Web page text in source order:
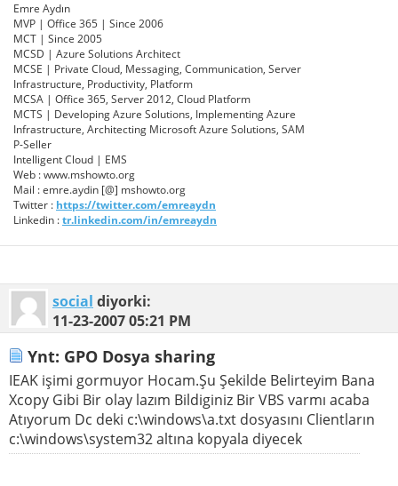
Emre Aydın
MVP | Office 365 | Since 2006
MCT | Since 2005
MCSD | Azure Solutions Architect
MCSE | Private Cloud, Messaging, Communication, Server
Infrastructure, Productivity, Platform
MCSA | Office 365, Server 2012, Cloud Platform
MCTS | Developing Azure Solutions, Implementing Azure
Infrastructure, Architecting Microsoft Azure Solutions, SAM
P-Seller
Intelligent Cloud | EMS
Web : www.mshowto.org
Mail : emre.aydin [@] mshowto.org
Twitter : https://twitter.com/emreaydn
Linkedin :tr.linkedin.com/in/emreaydn
social diyorki:
11-23-200705:21 PM
Ynt: GPO Dosya sharing
IEAK işimi gormuyor Hocam.Şu Şekilde Belirteyim Bana
Xcopy Gibi Bir olay lazım Bildiginiz Bir VBS varmı acaba
Atıyorum Dc deki c:\windows\a.txt dosyasını Clientların
c:\windows\system32 altına kopyala diyecek